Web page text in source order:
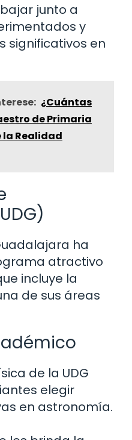
junto a
y
significativos en
¿Cuántas
de Primaria
la Realidad
ha
atractivo
incluye la
de sus áreas
de la UDG
elegir
en astronomía.